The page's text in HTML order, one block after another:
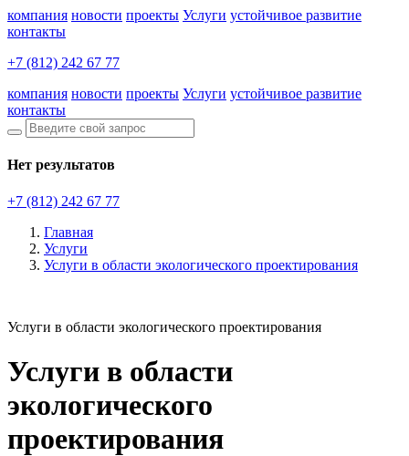
компания новости проекты Услуги устойчивое развитие
контакты
+7 (812) 242 67 77
компания новости проекты Услуги устойчивое развитие
контакты
Нет результатов
+7 (812) 242 67 77
Главная
Услуги
Услуги в области экологического проектирования
Услуги в области экологического проектирования
Услуги в области
экологического
проектирования